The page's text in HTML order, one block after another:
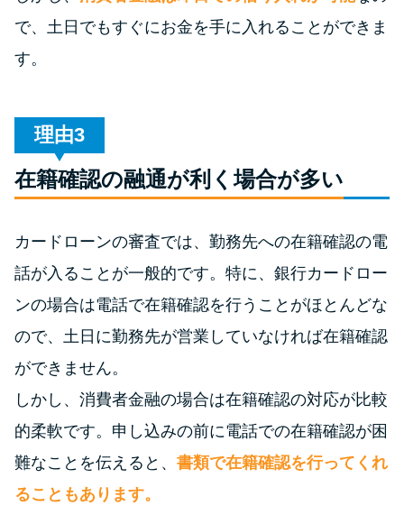
街金とは？絶対審査通る？借金
に悩む人へ街金をおすすめしな
学生がお金を借りる方法があ
学生がお金を借りる方法は？親
へのバレにくさや将来への影響
ソフト闇金とは？悪質な手口に
は要注意！
090金融（闇金）からお金を借り
で、土日でもすぐにお金を手に入れることができま
す。
理由
在籍確認の融通が利く場合が多い
カードローンの審査では、勤務先への在籍確認の電
話が入ることが一般的です。特に、銀行カードロー
ンの場合は電話で在籍確認を行うことがほとんどな
ので、土日に勤務先が営業していなければ在籍確認
ができません。
しかし、消費者金融の場合は在籍確認の対応が比較
的柔軟です。申し込みの前に電話での在籍確認が困
難なことを伝えると、 書類で在籍確認を行ってくれ
ることもあります。